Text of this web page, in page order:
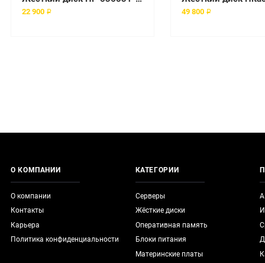
22 900 ₽ 49 800 ₽
О КОМПАНИИ
О компании
Контакты
Карьера
Политика конфиденциальности
КАТЕГОРИИ
Серверы
Жёсткие диски
Оперативная память
Блоки питания
Материнские платы